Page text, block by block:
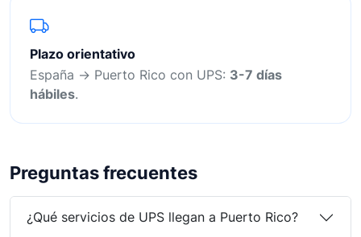
Plazo orientativo
España → Puerto Rico con UPS: 3-7 días
hábiles.
Preguntas frecuentes
¿Qué servicios de UPS llegan a Puerto Rico?